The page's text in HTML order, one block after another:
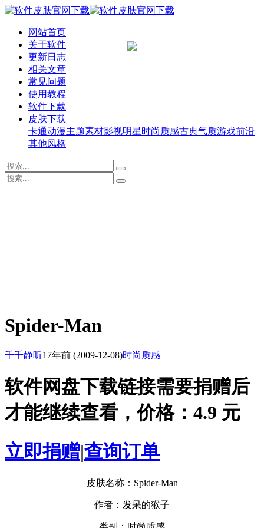
网站首页
关于软件
更新日志
相关文章
常见问题
使用教程
软件下载
皮肤下载
卡通动漫主题素材影视明星时尚质感古典气质游戏前沿
其他风格
Spider-Man
千千静听17年前 (2009-12-08)时尚质感
软件网盘下载链接需要捐赠后
才能继续查看，价格：4.9 元
立即捐赠|查询订单
皮肤名称：Spider-Man
作者：发呆的猴子